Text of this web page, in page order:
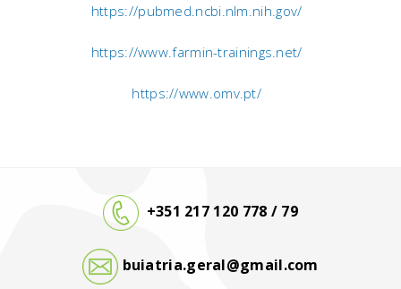
https://pubmed.ncbi.nlm.nih.gov/
https://www.farmin-trainings.net/
https://www.omv.pt/
+351 217 120 778 / 79
buiatria.geral@gmail.com